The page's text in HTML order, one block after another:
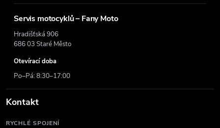
Servis motocyklů – Fany Moto
Hradišťská 906
686 03 Staré Město
Otevírací doba
Po–Pá: 8:30–17:00
Kontakt
RYCHLÉ SPOJENÍ